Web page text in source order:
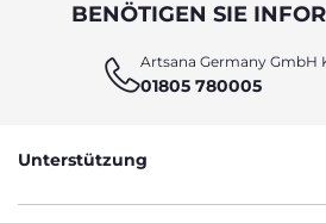
BENÖTIGEN SIE
Artsana Germany GmbH
01805 780005
Unterstützung